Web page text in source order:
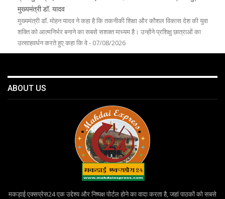
मुख्यमंत्री डॉ. यादव
मुख्यमंत्री डॉ. मोहन यादव ने कहा है कि तकनीकी शिक्षा और कौशल विकास देश की युवा
शक्ति को आत्मनिर्भर बनाने का सबसे सशक्त माध्यम है। उन्होंने प्रशिक्षु छात्राओं का
उत्साहवर्धन करते हुए कहा कि वे - 07/08/2026
ABOUT US
मकड़ाई एक्सप्रेस24 एक उद्देश्य और निष्पक्ष पोर्टल होने का वादा करता है, जहां पाठकों को सबसे